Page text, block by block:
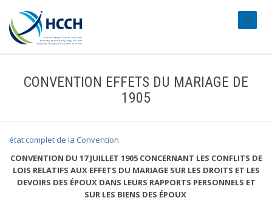
CONVENTION EFFETS DU MARIAGE DE
1905
état complet de la Convention
CONVENTION DU 17 JUILLET 1905 CONCERNANT LES CONFLITS DE
LOIS RELATIFS AUX EFFETS DU MARIAGE SUR LES DROITS ET LES
DEVOIRS DES ÉPOUX DANS LEURS RAPPORTS PERSONNELS ET
SUR LES BIENS DES ÉPOUX